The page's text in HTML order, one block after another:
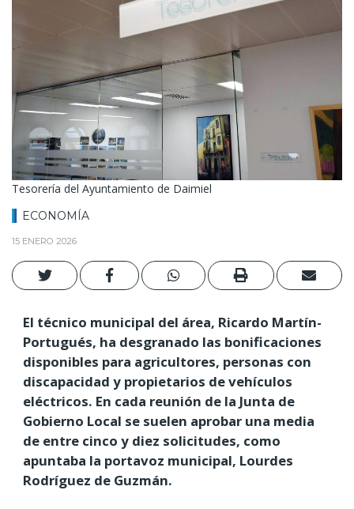
Tesorería del Ayuntamiento de Daimiel
ECONOMÍA
15 ENERO 2026
El técnico municipal del área, Ricardo Martín-
Portugués, ha desgranado las bonificaciones
disponibles para agricultores, personas con
discapacidad y propietarios de vehículos
eléctricos. En cada reunión de la Junta de
Gobierno Local se suelen aprobar una media
de entre cinco y diez solicitudes, como
apuntaba la portavoz municipal, Lourdes
Rodríguez de Guzmán.